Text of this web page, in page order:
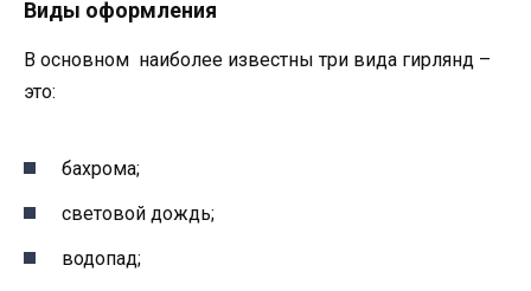
Виды оформления
В основном наиболее известны три вида гирлянд –
это:
бахрома;
световой дождь;
водопад;